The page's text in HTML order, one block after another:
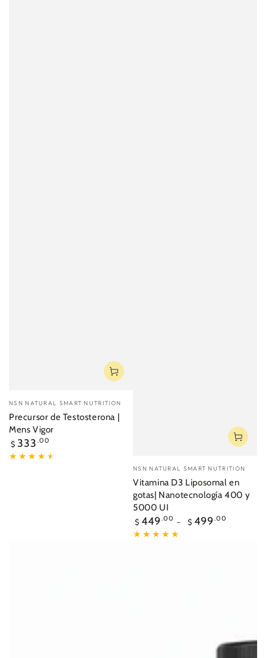
Vendedor:
NSN NATURAL SMART NUTRITION
Precursor de Testosterona |
Mens Vigor
Precio
regular
$ 333 .00
Vendedor:
NSN NATURAL SMART NUTRITION
Vitamina D3 Liposomal en
gotas| Nanotecnología 400 y
5000 UI
Precio
regular
$ 449 .00 $ 499 .00